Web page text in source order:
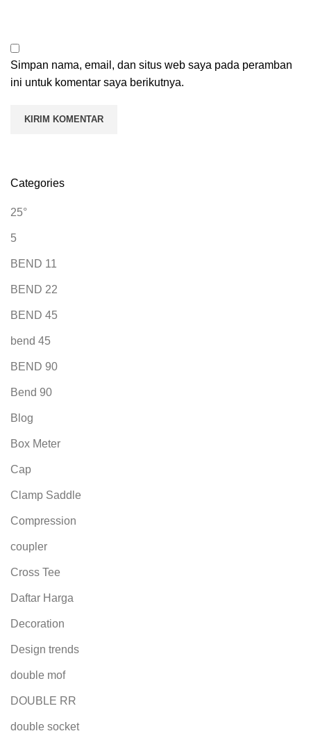
Simpan nama, email, dan situs web saya pada peramban
ini untuk komentar saya berikutnya.
Categories
25°
5
BEND 11
BEND 22
BEND 45
bend 45
BEND 90
Bend 90
Blog
Box Meter
Cap
Clamp Saddle
Compression
coupler
Cross Tee
Daftar Harga
Decoration
Design trends
double mof
DOUBLE RR
double socket